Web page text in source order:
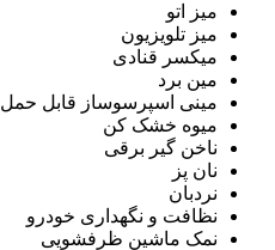
میز اتو
میز تلویزیون
میکسر قنادی
مین برد
مینی اسپرسوساز قابل حمل
میوه خشک کن
ناخن گیر برقی
نان پز
نردبان
نظافت و نگهداری خودرو
نمک ماشین ظرفشویی